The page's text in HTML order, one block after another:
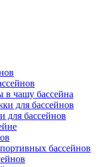
в чашу бассейна
для бассейнов
для бассейнов
бассейнов